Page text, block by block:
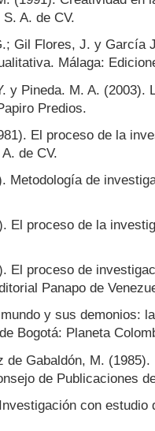
A. de CV.
Gil Flores, J. y García
Málaga:
y Pineda. M. A. (2003).
Predios.
El proceso de la
de CV.
Metodología de
El proceso de la
El proceso de
Panapo de
y sus demonios:
Bogotá: Planeta
de Gabaldón, M.
de Publicaciones
con estudio